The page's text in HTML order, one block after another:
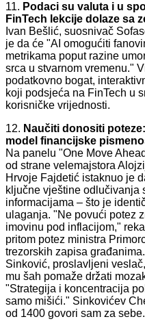
11. Podaci su valuta i u
FinTech lekcije dolaze sa
Ivan Bešlić, suosnivač
je da će "AI omogućiti
metrikama poput razine
srca u stvarnom vremenu."
podatkovno bogat,
koji podsjeća na FinTech u
korisničke vrijednosti.
12. Naučiti donositi
model financijske
Na panelu "One Move
od strane velemajstora
Hrvoje Fajdetić istaknuo je
ključne vještine odlučivanja
informacijama – što je
ulaganja. "Ne povući potez
imovinu pod inflacijom,"
pritom potez ministra
trezorskih zapisa
Sinković, proslavljeni
mu šah pomaže držati
"Strategija i koncentracija
samo mišići." Sinkovićev
od 1400 govori sam za sebe.